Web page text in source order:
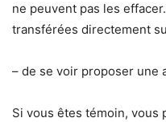
ne peuvent pas les
transférées directement
– de se voir proposer une
Si vous êtes témoin, vous